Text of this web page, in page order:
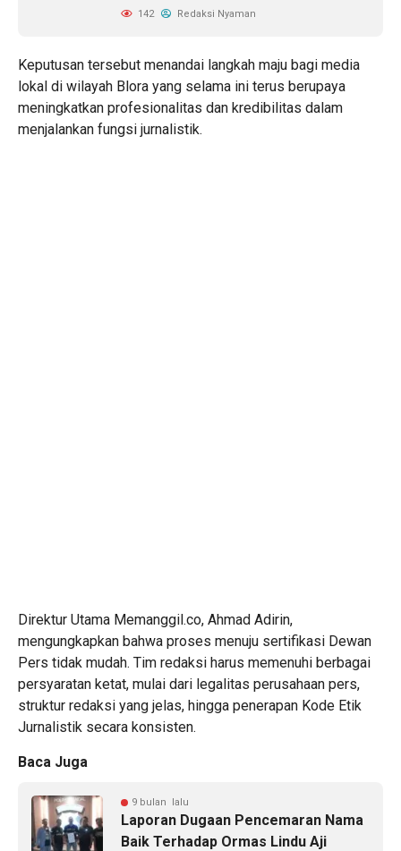
142 Redaksi Nyaman
Keputusan tersebut menandai langkah maju bagi media
lokal di wilayah Blora yang selama ini terus berupaya
meningkatkan profesionalitas dan kredibilitas dalam
menjalankan fungsi jurnalistik.
Direktur Utama Memanggil.co, Ahmad Adirin,
mengungkapkan bahwa proses menuju sertifikasi Dewan
Pers tidak mudah. Tim redaksi harus memenuhi berbagai
persyaratan ketat, mulai dari legalitas perusahaan pers,
struktur redaksi yang jelas, hingga penerapan Kode Etik
Jurnalistik secara konsisten.
Baca Juga
9 bulan lalu
Laporan Dugaan Pencemaran Nama
Baik Terhadap Ormas Lindu Aji